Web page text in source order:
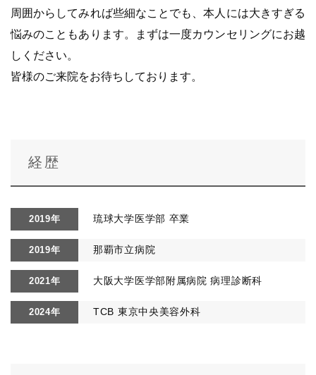
周囲からしてみれば些細なことでも、本人には大きすぎる
悩みのこともあります。まずは一度カウンセリングにお越
しください。
皆様のご来院をお待ちしております。
経歴
2019年 琉球大学医学部 卒業
2019年 那覇市立病院
2021年 大阪大学医学部附属病院 病理診断科
2024年 TCB 東京中央美容外科